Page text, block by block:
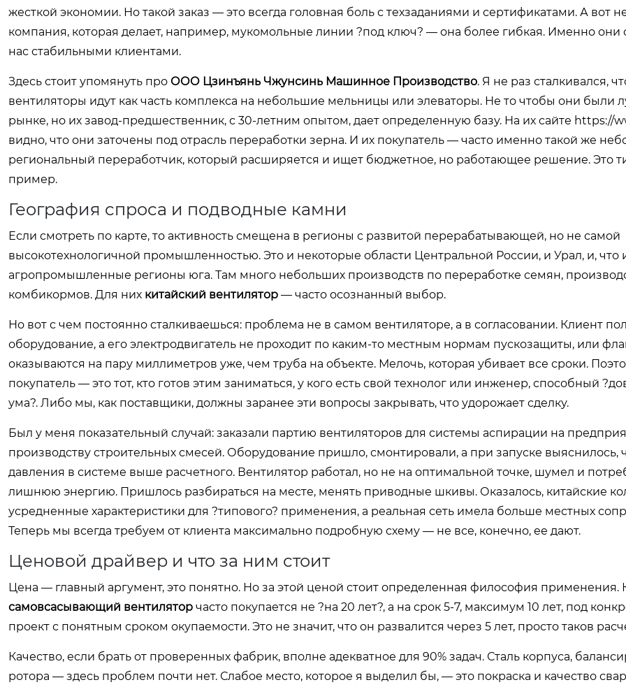
жесткой экономии. Но такой заказ — это всегда головная боль с техзаданиями и сертификатами. А вот
компания, которая делает, например, мукомольные линии ?под ключ? — она более гибкая. Именно они
нас стабильными клиентами.
Здесь стоит упомянуть про ООО Цзинъянь Чжунсинь Машинное Производство. Я не раз сталкивался,
вентиляторы идут как часть комплекса на небольшие мельницы или элеваторы. Не то чтобы они были
рынке, но их завод-предшественник, с 30-летним опытом, дает определенную базу. На их сайте https://
видно, что они заточены под отрасль переработки зерна. И их покупатель — часто именно такой же
региональный переработчик, который расширяется и ищет бюджетное, но работающее решение. Это
пример.
География спроса и подводные камни
Если смотреть по карте, то активность смещена в регионы с развитой перерабатывающей, но не самой
высокотехнологичной промышленностью. Это и некоторые области Центральной России, и Урал, и, что
агропромышленные регионы юга. Там много небольших производств по переработке семян,
комбикормов. Для них китайский вентилятор — часто осознанный выбор.
Но вот с чем постоянно сталкиваешься: проблема не в самом вентиляторе, а в согласовании. Клиент
оборудование, а его электродвигатель не проходит по каким-то местным нормам пускозащиты, или
оказываются на пару миллиметров уже, чем труба на объекте. Мелочь, которая убивает все сроки.
покупатель — это тот, кто готов этим заниматься, у кого есть свой технолог или инженер, способный
ума?. Либо мы, как поставщики, должны заранее эти вопросы закрывать, что удорожает сделку.
Был у меня показательный случай: заказали партию вентиляторов для системы аспирации на
производству строительных смесей. Оборудование пришло, смонтировали, а при запуске выяснилось,
давления в системе выше расчетного. Вентилятор работал, но не на оптимальной точке, шумел и
лишнюю энергию. Пришлось разбираться на месте, менять приводные шкивы. Оказалось, китайские
усредненные характеристики для ?типового? применения, а реальная сеть имела больше местных
Теперь мы всегда требуем от клиента максимально подробную схему — не все, конечно, ее дают.
Ценовой драйвер и что за ним стоит
Цена — главный аргумент, это понятно. Но за этой ценой стоит определенная философия применения.
самовсасывающий вентилятор часто покупается не ?на 20 лет?, а на срок 5-7, максимум 10 лет, под
проект с понятным сроком окупаемости. Это не значит, что он развалится через 5 лет, просто таков
Качество, если брать от проверенных фабрик, вполне адекватное для 90% задач. Сталь корпуса,
ротора — здесь проблем почти нет. Слабое место, которое я выделил бы, — это покраска и качество